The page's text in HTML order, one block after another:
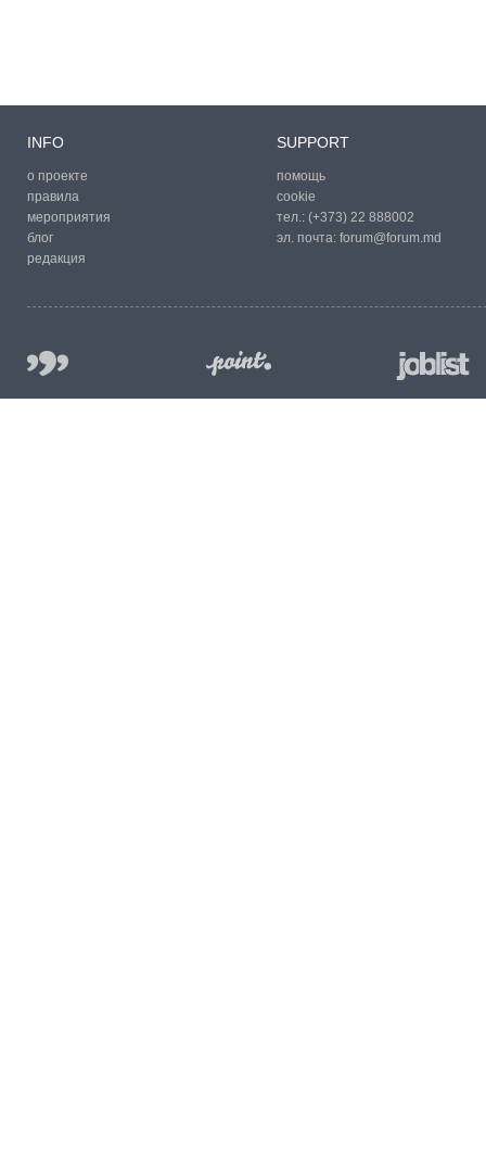
INFO
о проекте
правила
мероприятия
блог
редакция
SUPPORT
помощь
cookie
тел.: (+373) 22 888002
эл. почта: forum@forum.md